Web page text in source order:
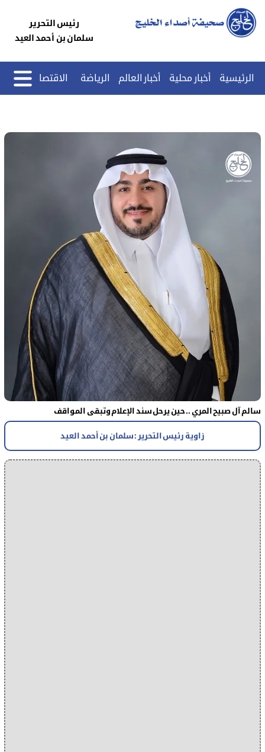
رئيس التحرير
سلمان بن أحمد العيد
الرئيسية أخبار محلية أخبار العالم الرياضة الاقتصاد
سالم آل صبيح المري .. حين يرحل سند الإعلام وتبقى المواقف
زاوية رئيس التحرير : سلمان بن أحمد العيد